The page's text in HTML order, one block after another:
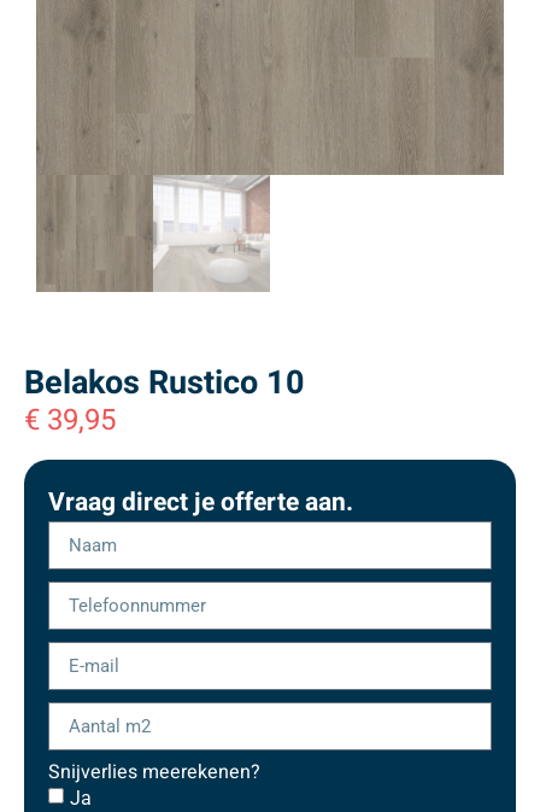
Belakos Rustico 10
€ 39,95
Vraag direct je offerte aan.
Snijverlies meerekenen?
Ja